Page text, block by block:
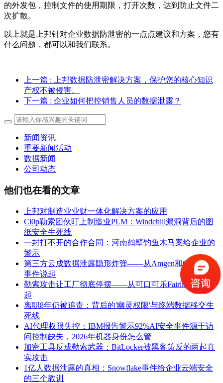
的外发包，控制文件的使用期限，打开次数，达到防止文件二
次扩散。
以上就是上邦针对企业数据防泄密的一点点建议和方案，您有
什么问题，都可以和我们联系。
上一篇 : 上邦数据防泄密解决方案，保护您的核心知识
产权不被侵害。
下一篇 : 企业如何把控销售人员的数据泄露？
新闻资讯
重要新闻活动
数据新闻
公司动态
他们也在看的文章
上邦对制造业业财一体化解决方案的应用
Cl0p勒索团伙盯上制造业PLM：Windchill漏洞背后的图
纸安全生死线
一封打不开的合作合同：河南鹤壁钓鱼木马案给企业的
警示
第三方云成数据泄露隐形炸弹——从Amgen和CareCloud
事件说起
勒索攻击让工厂彻底停摆——从可口可乐Fairlife停产说
起
离职8年仍被追责：背后的'幽灵权限'与终端数据移交生
死线
AI代理权限失控：IBM报告警示92%AI安全事件源于访
问控制缺失，2026年机器身份怎么管
加密工具反成勒索武器：BitLocker被黑客策反的两起真
实攻击
1亿人数据泄露的真相：Snowflake事件给企业云端安全
的三个教训